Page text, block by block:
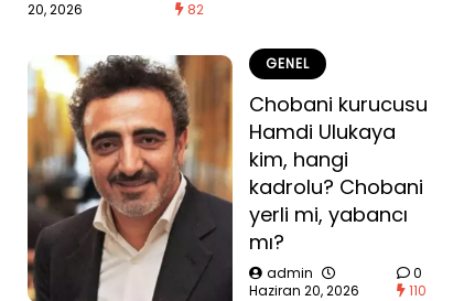
20, 2026
82
GENEL
Chobani kurucusu
Hamdi Ulukaya
kim, hangi
kadrolu? Chobani
yerli mi, yabancı
mı?
admin
Haziran 20, 2026
0
110